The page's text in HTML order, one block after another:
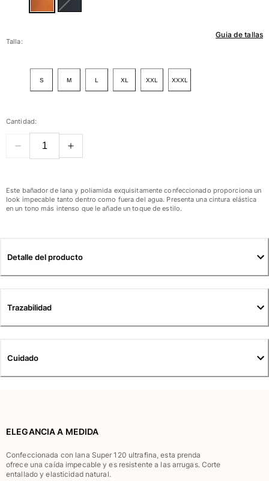
Ver todo Mujer
Trajes de baño
Partes de abajo
Ver todo Trajes de baño
Pret-a-porter
Camisas
Pantalones
Ver todo Pret-a-porter
Ver todo Yachting collection
Niño
Ver todo Niño
Guia de tallas
Talla:
S M L XL XXL XXXL
Cantidad:
Este bañador de lana y poliamida exquisitamente confeccionado proporciona un
look impecable tanto dentro como fuera del agua. Presenta una cintura elástica
en un tono más intenso que le añade un toque de estilo.
Detalle del producto
Trazabilidad
Cuidado
ELEGANCIA A MEDIDA
Confeccionada con lana Super 120 ultrafina, esta prenda
ofrece una caída impecable y es resistente a las arrugas. Corte
entallado y elasticidad natural.